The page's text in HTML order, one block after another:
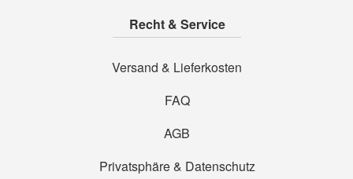
Recht & Service
Versand & Lieferkosten
FAQ
AGB
Privatsphäre & Datenschutz